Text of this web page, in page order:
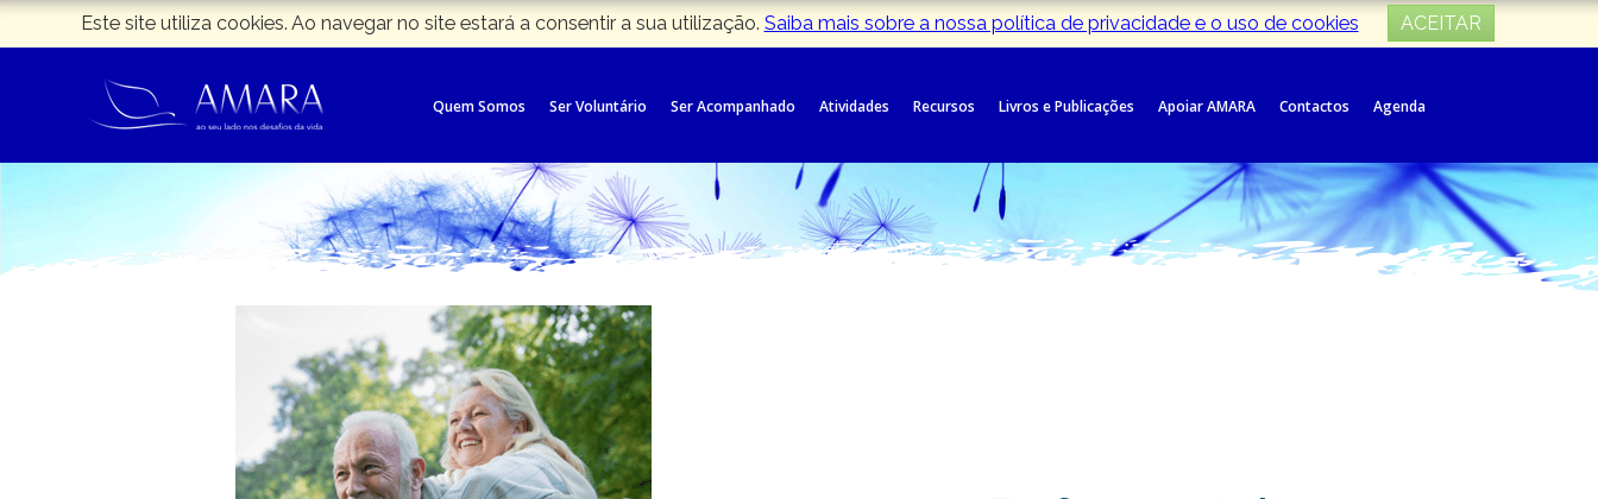
Este site utiliza cookies. Ao navegar no site estará a consentir a sua utilização. Saiba mais sobre a nossa política de privacidade e o uso de cookies ACEITAR
Quem Somos Ser Voluntário Ser Acompanhado Atividades Recursos Livros e Publicações Apoiar AMARA Contactos Agenda